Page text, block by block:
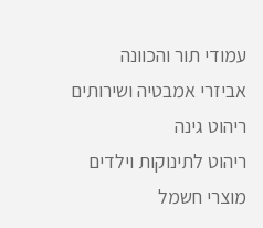
עמודי תור והכוונה
אביזרי אמבטיה ושירותים
ריהוט גינה
ריהוט לתינוקות וילדים
מוצרי חשמל